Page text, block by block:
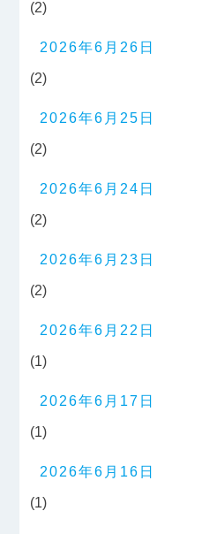
(2)
2026年6月26日
(2)
2026年6月25日
(2)
2026年6月24日
(2)
2026年6月23日
(2)
2026年6月22日
(1)
2026年6月17日
(1)
2026年6月16日
(1)